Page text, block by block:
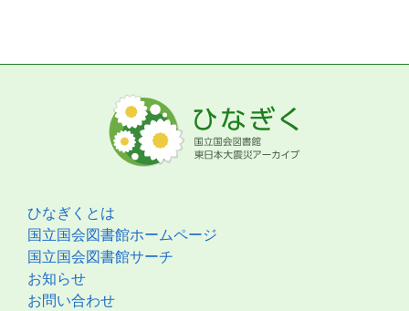
ひなぎくとは
国立国会図書館ホームページ
国立国会図書館サーチ
お知らせ
お問い合わせ